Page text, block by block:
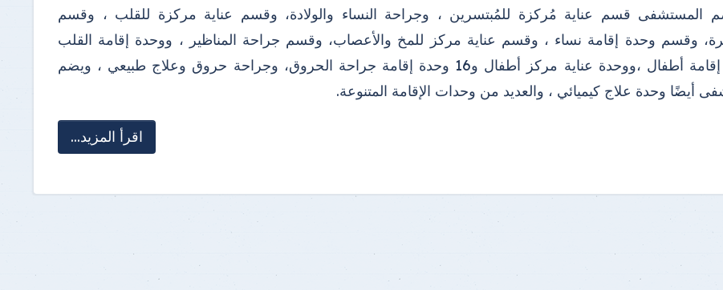
المستشفى قسم عناية مُركزة للمُبتسرين ، وجراحة النساء والولادة، وقسم عناية مركزة للقلب ، وقسم
وقسم وحدة إقامة نساء ، وقسم عناية مركز للمخ والأعصاب، وقسم جراحة المناظير ، ووحدة إقامة القلب
ووحدة إقامة أطفال ،ووحدة عناية مركز أطفال و16 وحدة إقامة جراحة الحروق، وجراحة حروق وعلاج طبيعي ، ويضم
أيضًا وحدة علاج كيميائي ، والعديد من وحدات الإقامة المتنوعة.
اقرأ المزيد...